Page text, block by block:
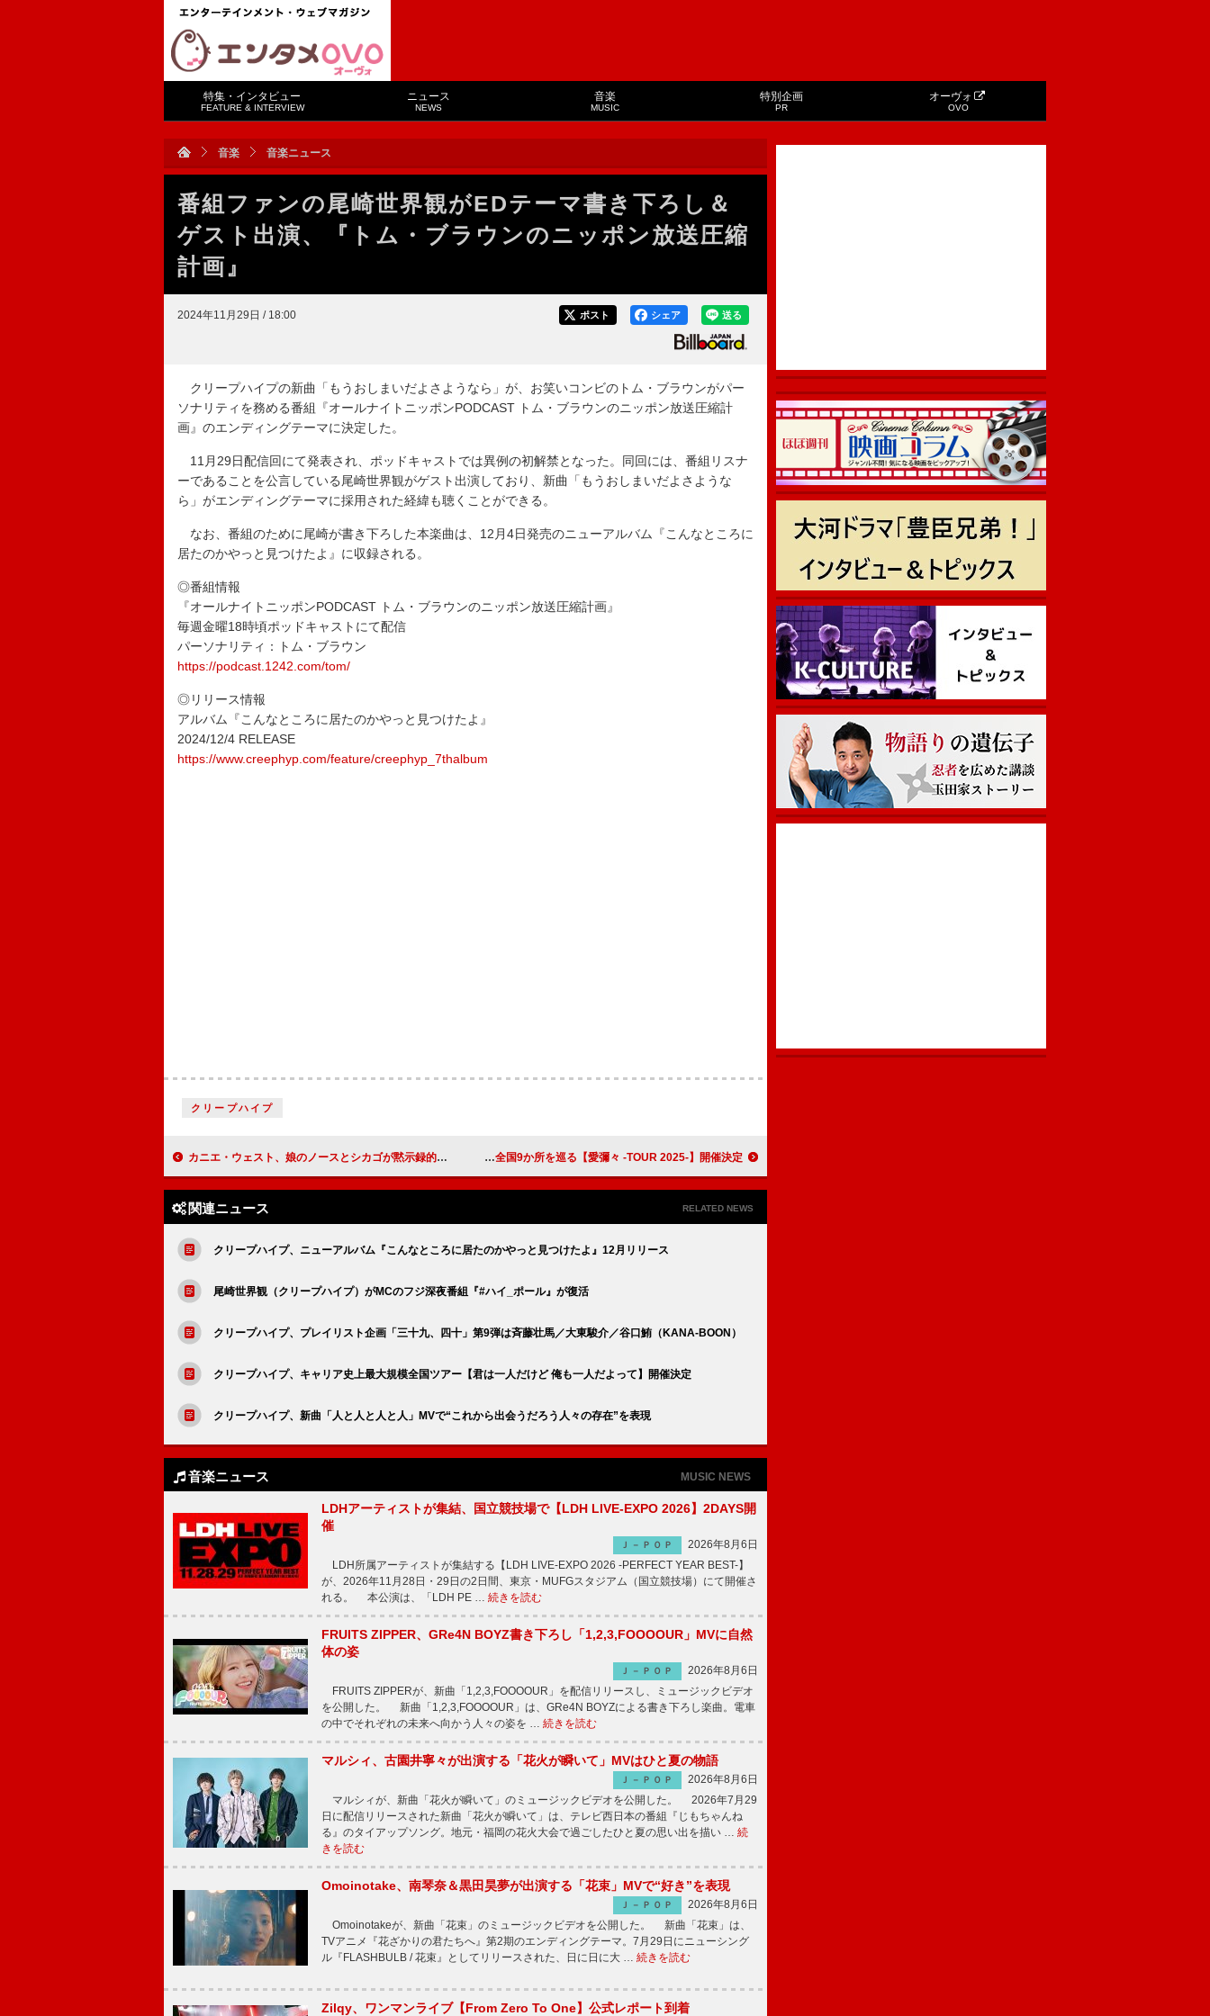
特集・インタビュー
FEATURE & INTERVIEW
ニュース
NEWS
音楽
MUSIC
特別企画
PR
オーヴォ
OVO
音楽 音楽ニュース
番組ファンの尾崎世界観がEDテーマ書き下ろし＆
ゲスト出演、『トム・ブラウンのニッポン放送圧縮
計画』
2024年11月29日 / 18:00 送る
シェア
ポスト
クリープハイプの新曲「もうおしまいだよさようなら」が、お笑いコンビのトム・ブラウンがパー
ソナリティを務める番組『オールナイトニッポンPODCAST トム・ブラウンのニッポン放送圧縮計
画』のエンディングテーマに決定した。
11月29日配信回にて発表され、ポッドキャストでは異例の初解禁となった。同回には、番組リスナ
ーであることを公言している尾崎世界観がゲスト出演しており、新曲「もうおしまいだよさような
ら」がエンディングテーマに採用された経緯も聴くことができる。
なお、番組のために尾崎が書き下ろした本楽曲は、12月4日発売のニューアルバム『こんなところに
居たのかやっと見つけたよ』に収録される。
◎番組情報
『オールナイトニッポンPODCAST トム・ブラウンのニッポン放送圧縮計画』
毎週金曜18時頃ポッドキャストにて配信
パーソナリティ：トム・ブラウン
https://podcast.1242.com/tom/
◎リリース情報
アルバム『こんなところに居たのかやっと見つけたよ』
2024/12/4 RELEASE
https://www.creephyp.com/feature/creephyp_7thalbum
クリープハイプ
カニエ・ウェスト、娘のノースとシカゴが黙示録的な砂漠でカーチェイスする「Bomb」MV公開 MONGOL800×WANIMA、全国9か所を巡る【愛彌々 -TOUR 2025-】開催決定
関連ニュース RELATED NEWS
クリープハイプ、ニューアルバム『こんなところに居たのかやっと見つけたよ』12月リリース
尾崎世界観（クリープハイプ）がMCのフジ深夜番組『#ハイ_ポール』が復活
クリープハイプ、プレイリスト企画「三十九、四十」第9弾は斉藤壮馬／大東駿介／谷口鮪（KANA-BOON）
クリープハイプ、キャリア史上最大規模全国ツアー【君は一人だけど 俺も一人だよって】開催決定
クリープハイプ、新曲「人と人と人と人」MVで“これから出会うだろう人々の存在”を表現
音楽ニュース MUSIC NEWS
LDHアーティストが集結、国立競技場で【LDH LIVE-EXPO 2026】2DAYS開
催
Ｊ－ＰＯＰ
2026年8月6日
LDH所属アーティストが集結する【LDH LIVE-EXPO 2026 -PERFECT YEAR BEST-】
が、2026年11月28日・29日の2日間、東京・MUFGスタジアム（国立競技場）にて開催さ
れる。 本公演は、「LDH PE … 続きを読む
FRUITS ZIPPER、GRe4N BOYZ書き下ろし「1,2,3,FOOOOUR」MVに自然
体の姿
Ｊ－ＰＯＰ
2026年8月6日
FRUITS ZIPPERが、新曲「1,2,3,FOOOOUR」を配信リリースし、ミュージックビデオ
を公開した。 新曲「1,2,3,FOOOOUR」は、GRe4N BOYZによる書き下ろし楽曲。電車
の中でそれぞれの未来へ向かう人々の姿を … 続きを読む
マルシィ、古園井寧々が出演する「花火が瞬いて」MVはひと夏の物語
Ｊ－ＰＯＰ
2026年8月6日
マルシィが、新曲「花火が瞬いて」のミュージックビデオを公開した。 2026年7月29
日に配信リリースされた新曲「花火が瞬いて」は、テレビ西日本の番組『じもちゃんね
る』のタイアップソング。地元・福岡の花火大会で過ごしたひと夏の思い出を描い … 続
きを読む
Omoinotake、南琴奈＆黒田昊夢が出演する「花束」MVで“好き”を表現
Ｊ－ＰＯＰ
2026年8月6日
Omoinotakeが、新曲「花束」のミュージックビデオを公開した。 新曲「花束」は、
TVアニメ『花ざかりの君たちへ』第2期のエンディングテーマ。7月29日にニューシング
ル『FLASHBULB / 花束』としてリリースされた、日に日に大 … 続きを読む
Zilqy、ワンマンライブ【From Zero To One】公式レポート到着